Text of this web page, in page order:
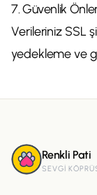
7. Güvenlik
Verileriniz SSL
yedekleme ve
Renkli Pati
SEVGI